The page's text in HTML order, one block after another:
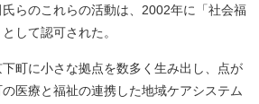
らのこれらの活動は、2002年に「社会福
して認可された。
町に小さな拠点を数多く生み出し、点が
医療と福祉の連携した地域ケアシステム